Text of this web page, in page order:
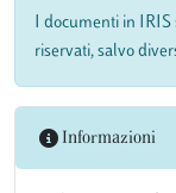
I documenti in IRIS
riservati, salvo
Informazioni